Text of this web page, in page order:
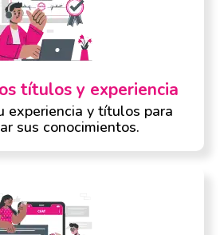
títulos y experiencia
experiencia y títulos para
sus conocimientos.